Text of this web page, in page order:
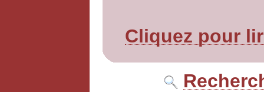
Cliquez pour